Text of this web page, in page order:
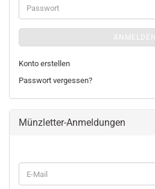
Passwort
ANMELDEN
Konto erstellen
Passwort vergessen?
Münzletter-Anmeldungen
WEITER
ZUR
E-
Mail